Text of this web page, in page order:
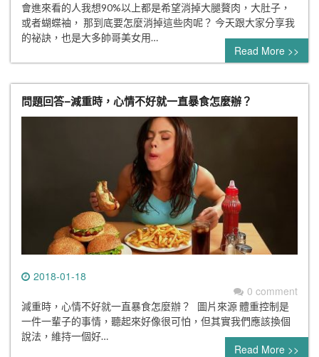
會進來看的人我想90%以上都是希望消掉大腿贅肉，大肚子，
或者蝴蝶袖， 那到底要怎麼消掉這些肉呢？ 今天跟大家分享我
的祕訣，也是大多帥哥美女用…
Read More >>
問題回答–減重時，心情不好就一直暴食怎麼辦？
2018-01-18
0 comment
減重時，心情不好就一直暴食怎麼辦？ 圖片來源 體重控制是
一件一輩子的事情，聽起來好像很可怕，但其實我們應該換個
說法，維持一個好…
Read More >>